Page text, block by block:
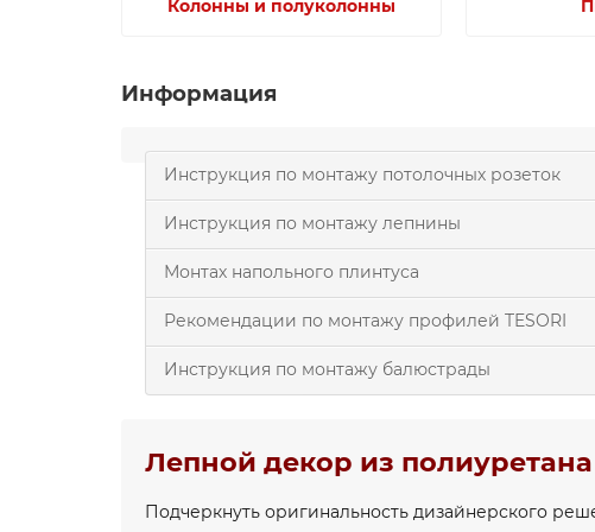
Колонны и полуколонны
Информация
Инструкция по монтажу потолочных розеток
Инструкция по монтажу лепнины
Монтах напольного плинтуса
Рекомендации по монтажу профилей TESORI
Инструкция по монтажу балюстрады
Лепной декор из
Подчеркнуть оригинальность дизайнерского